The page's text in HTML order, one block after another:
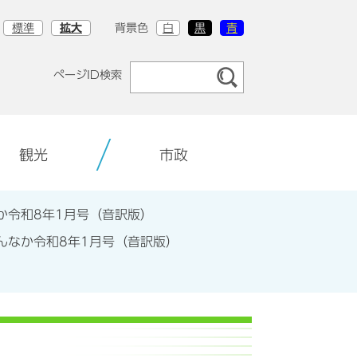
標準 拡大 背景色 白 黒 青
ページID検索
観光 市政
令和8年1月号（音訳版）
なか令和8年1月号（音訳版）